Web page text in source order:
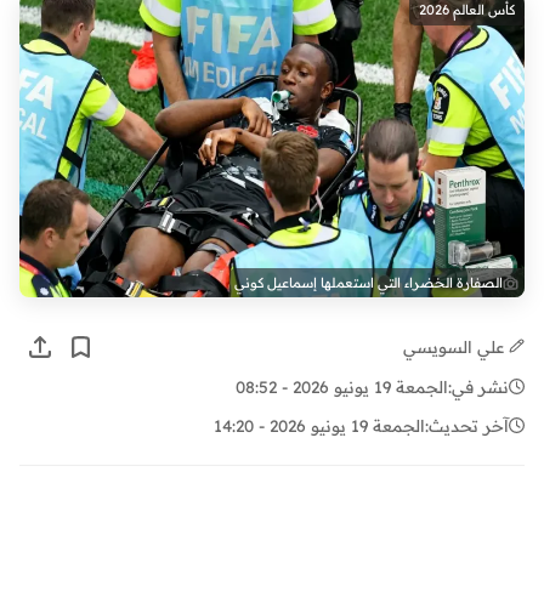
كأس العالم 2026
الصفارة الخضراء التي استعملها إسماعيل كوني
علي السويسي
نشر في:الجمعة 19 يونيو 2026 - 08:52
آخر تحديث:الجمعة 19 يونيو 2026 - 14:20